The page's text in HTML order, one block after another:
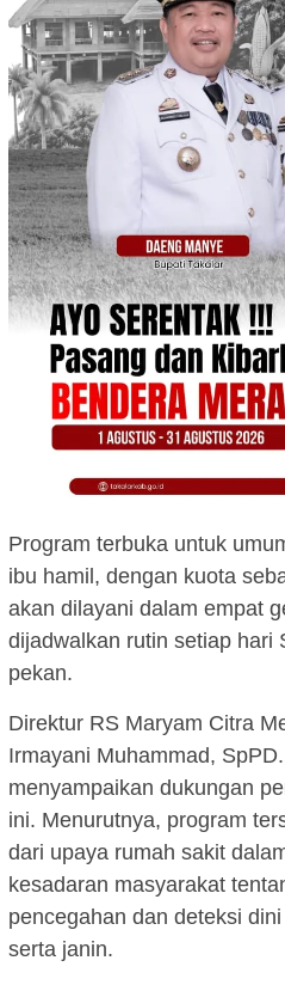
Program terbuka untuk
ibu hamil, dengan kuota
akan dilayani dalam empat
dijadwalkan rutin setiap hari
pekan.
Direktur RS Maryam Citra
Irmayani Muhammad,
menyampaikan dukungan
ini. Menurutnya, program
dari upaya rumah sakit
kesadaran masyarakat
pencegahan dan deteksi
serta janin.